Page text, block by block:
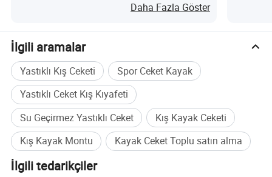
Daha Fazla Göster
İlgili aramalar
Yastıklı Kış Ceketi
Spor Ceket Kayak
Yastıklı Ceket Kış Kıyafeti
Su Geçirmez Yastıklı Ceket
Kış Kayak Ceketi
Kış Kayak Montu
Kayak Ceket Toplu satın alma
İlgili tedarikçiler